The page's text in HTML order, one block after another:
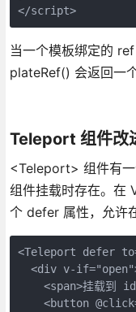
</script>
当一个模板绑定的
plateRef() 会返回一
Teleport 组件改
<Teleport> 组件有
组件挂载时存在。在
个 defer 属性，允许
<Teleport defer
<div v-
<span>挂载到
<button